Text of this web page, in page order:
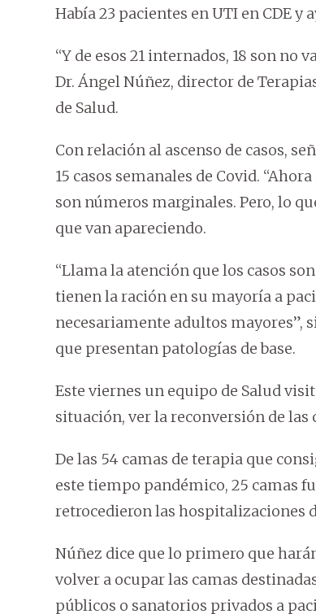
Había 23 pacientes en UTI en CDE y
“Y de esos 21 internados, 18 son no
Dr. Ángel Núñez, director de
de Salud.
Con relación al ascenso de casos,
15 casos semanales de Covid.
son números marginales. Pero, lo
que van apareciendo.
“Llama la atención que los casos
tienen la ración en su mayoría a
necesariamente adultos mayores”,
que presentan patologías de base.
Este viernes un equipo de Salud
situación, ver la reconversión de las
De las 54 camas de terapia que
este tiempo pandémico, 25 camas
retrocedieron las hospitalizaciones
Núñez dice que lo primero que
volver a ocupar las camas
públicos o sanatorios privados a